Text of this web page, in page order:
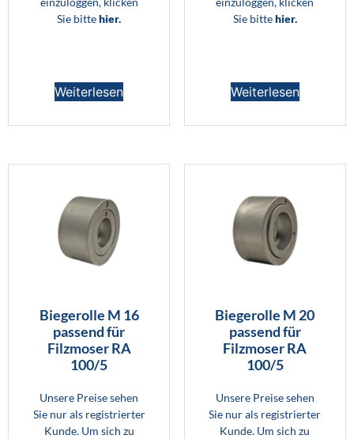
Sie bittehier.
Weiterlesen
Sie bittehier.
Weiterlesen
Biegerolle M 16
passend für
Filzmoser RA
100/5
Unsere Preise sehen
Sie nur als registrierter
Kunde. Um sich zu
Biegerolle M 20
passend für
Filzmoser RA
100/5
Unsere Preise sehen
Sie nur als registrierter
Kunde. Um sich zu